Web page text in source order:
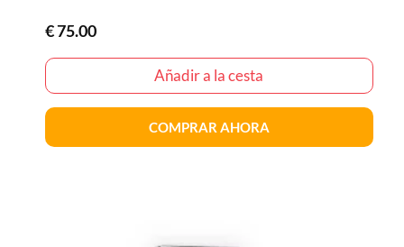
€75.00
Añadir a la cesta
COMPRAR AHORA